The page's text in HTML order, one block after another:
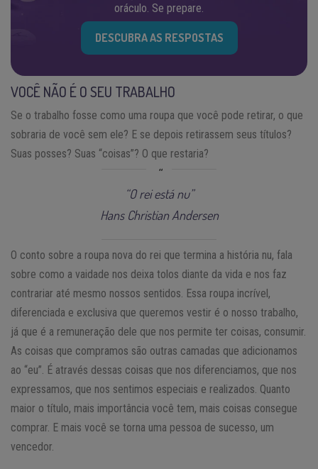
oráculo. Se prepare.
DESCUBRA AS RESPOSTAS
VOCÊ NÃO É O SEU TRABALHO
Se o trabalho fosse como uma roupa que você pode retirar, o que
sobraria de você sem ele? E se depois retirassem seus títulos?
Suas posses? Suas “coisas”? O que restaria?
“O rei está nu”
Hans Christian Andersen
O conto sobre a roupa nova do rei que termina a história nu, fala
sobre como a vaidade nos deixa tolos diante da vida e nos faz
contrariar até mesmo nossos sentidos. Essa roupa incrível,
diferenciada e exclusiva que queremos vestir é o nosso trabalho,
já que é a remuneração dele que nos permite ter coisas, consumir.
As coisas que compramos são outras camadas que adicionamos
ao “eu”. É através dessas coisas que nos diferenciamos, que nos
expressamos, que nos sentimos especiais e realizados. Quanto
maior o título, mais importância você tem, mais coisas consegue
comprar. E mais você se torna uma pessoa de sucesso, um
vencedor.